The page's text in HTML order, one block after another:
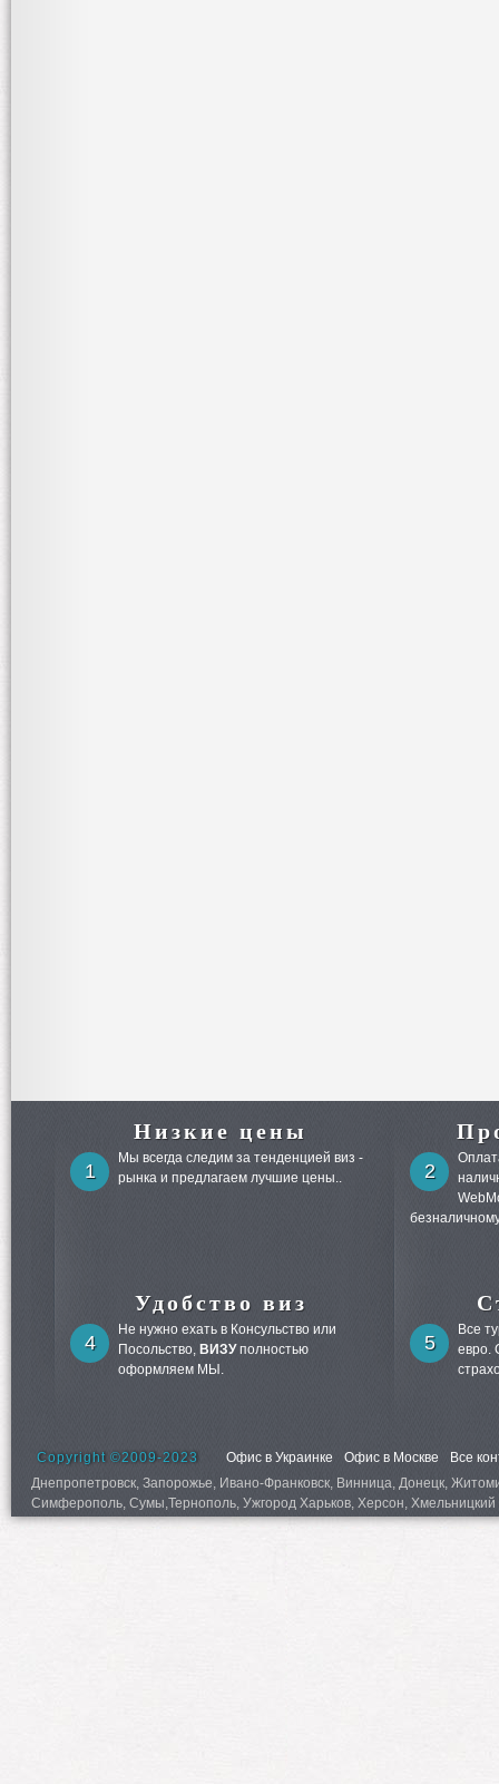
Низкие цены
1
Мы всегда следим за тенденцией виз -
рынка и предлагаем лучшие цены..
2
Удобство виз
4
Не нужно ехать в Консульство или
Посольство, ВИЗУполностью
оформляем МЫ.
5
Все
евро.
Copyright ©2009-2023 Офис в Украинке Офис в Москве
Все
Днепропетровск, Запорожье, Ивано-Франковск, Винница, Донецк,
Симферополь, Сумы,Тернополь, Ужгород Харьков, Херсон,